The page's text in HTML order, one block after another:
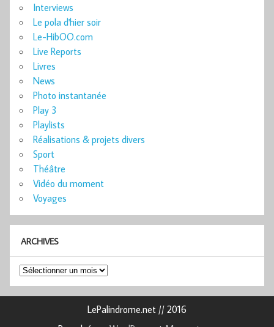
Interviews
Le pola d'hier soir
Le-HibOO.com
Live Reports
Livres
News
Photo instantanée
Play 3
Playlists
Réalisations & projets divers
Sport
Théâtre
Vidéo du moment
Voyages
ARCHIVES
Archives
LePalindrome.net // 2016